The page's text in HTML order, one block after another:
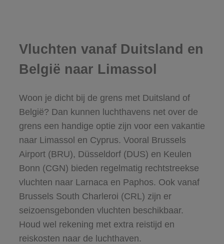
Vluchten vanaf Duitsland en
België naar Limassol
Woon je dicht bij de grens met Duitsland of
België? Dan kunnen luchthavens net over de
grens een handige optie zijn voor een vakantie
naar Limassol en Cyprus. Vooral Brussels
Airport (BRU), Düsseldorf (DUS) en Keulen
Bonn (CGN) bieden regelmatig rechtstreekse
vluchten naar Larnaca en Paphos. Ook vanaf
Brussels South Charleroi (CRL) zijn er
seizoensgebonden vluchten beschikbaar.
Houd wel rekening met extra reistijd en
reiskosten naar de luchthaven.